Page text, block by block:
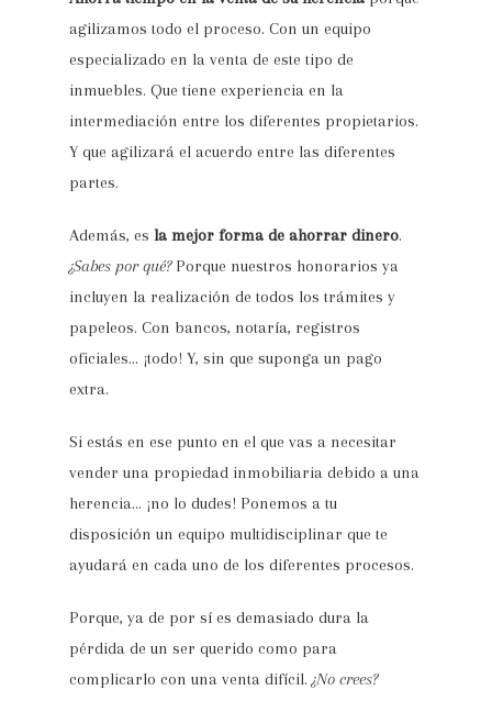
agilizamos todo el proceso. Con un equipo
especializado en la venta de este tipo de
inmuebles. Que tiene experiencia en la
intermediación entre los diferentes propietarios.
Y que agilizará el acuerdo entre las diferentes
partes.
Además, esla mejor forma de ahorrar dinero.
¿Sabes por qué?Porque nuestros honorarios ya
incluyen la realización de todos los trámites y
papeleos. Con bancos, notaría, registros
oficiales… ¡todo! Y, sin que suponga un pago
extra.
Si estás en ese punto en el que vas a necesitar
vender una propiedad inmobiliaria debido a una
herencia… ¡no lo dudes! Ponemos a tu
disposición un equipo multidisciplinar que te
ayudará en cada uno de los diferentes procesos.
Porque, ya de por sí es demasiado dura la
pérdida de un ser querido como para
complicarlo con una venta difícil.¿No crees?